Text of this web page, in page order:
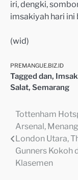
iri, dengki,
imsakiyah hari ini
(wid)
PREMANGUE.BIZ.ID
Tagged dan,
Salat, Semarang
Navigasi
pos
Tottenham
Arsenal,
London Utara,
Gunners Kokoh
Klasemen